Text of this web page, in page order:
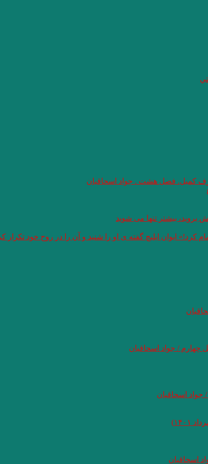
کمبل. فصل هشت . جواد اسحاقیان
بیشتر تنها می شوید
ایوان ایلیچ گفته ی او را شنید و آن را در روح خود
/ جواد اسحاقیان
اسحاقیان
اسحاقیان